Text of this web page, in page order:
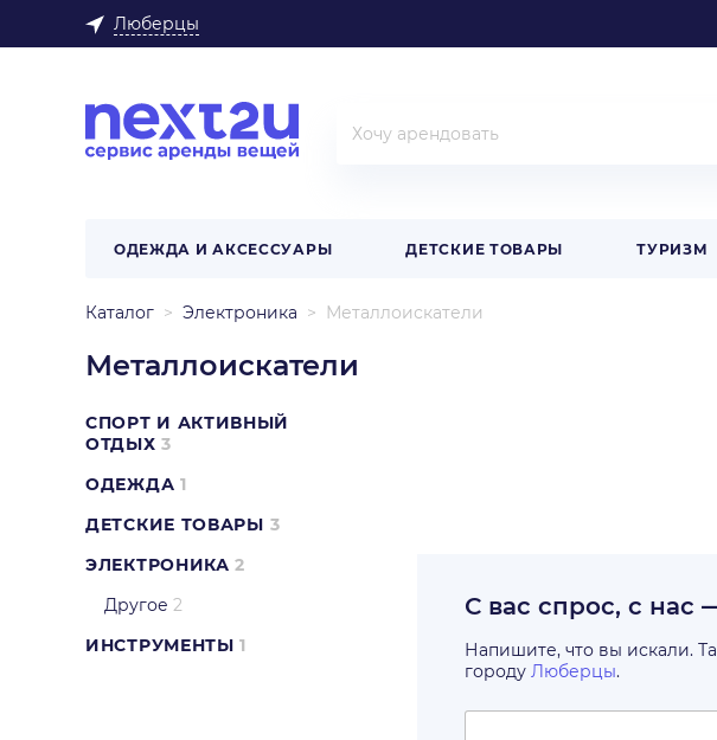
Люберцы
ОДЕЖДА И АКСЕССУАРЫ ДЕТСКИЕ ТОВАРЫ ТУРИЗМ
Каталог Электроника Металлоискатели
Металлоискатели
СПОРТ И АКТИВНЫЙ
ОТДЫХ 3
ОДЕЖДА 1
ДЕТСКИЕ ТОВАРЫ 3
ЭЛЕКТРОНИКА 2
Другое 2
ИНСТРУМЕНТЫ 1
С вас спрос, с
Напишите, что вы искали.
городу Люберцы.